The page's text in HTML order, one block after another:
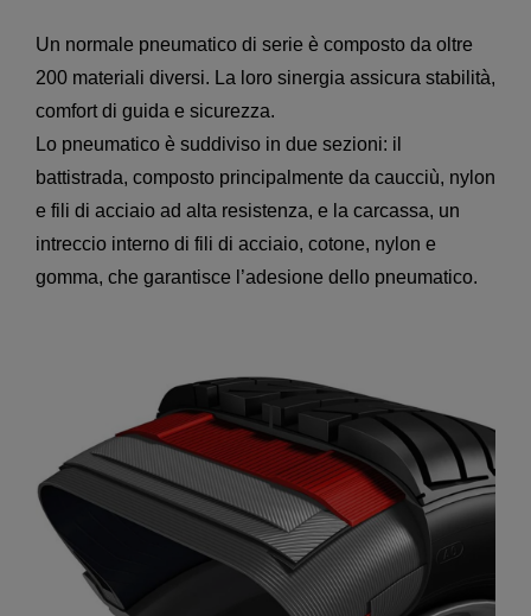
Un normale pneumatico di serie è composto da oltre
200 materiali diversi. La loro sinergia assicura stabilità,
comfort di guida e sicurezza.
Lo pneumatico è suddiviso in due sezioni: il
battistrada, composto principalmente da caucciù, nylon
e fili di acciaio ad alta resistenza, e la carcassa, un
intreccio interno di fili di acciaio, cotone, nylon e
gomma, che garantisce l’adesione dello pneumatico.